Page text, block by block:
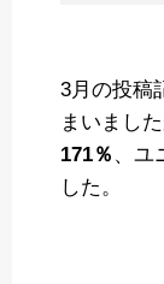
3月の投稿
まいまし
171％ 、ユ
した。